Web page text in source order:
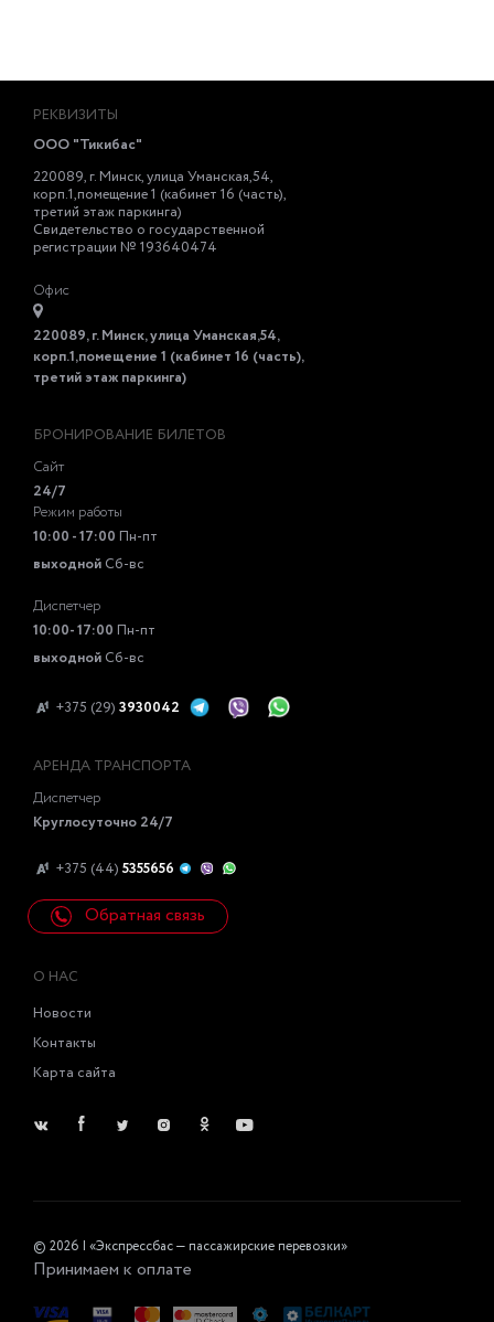
РЕКВИЗИТЫ
ООО "Тикибас"
220089, г. Минск, улица Уманская,54,
корп.1,помещение 1 (кабинет 16 (часть),
третий этаж паркинга)
Свидетельство о государственной
регистрации № 193640474
Офис
220089, г. Минск, улица Уманская,54,
корп.1,помещение 1 (кабинет 16 (часть),
третий этаж паркинга)
БРОНИРОВАНИЕ БИЛЕТОВ
Сайт
24/7
Режим работы
10:00 - 17:00 Пн-пт
выходной Сб-вс
Диспетчер
10:00- 17:00 Пн-пт
выходной Сб-вс
+375 (29) 3930042
АРЕНДА ТРАНСПОРТА
Диспетчер
Круглосуточно 24/7
+375 (44) 5355656
Обратная связь
О НАС
Новости
Контакты
Карта сайта
© 2026 | «Экспрессбас — пассажирские перевозки»
Принимаем к оплате